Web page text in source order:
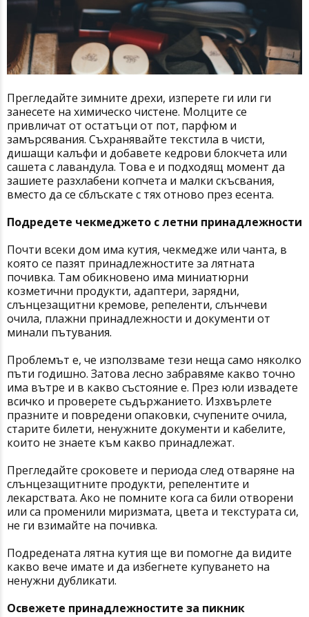
Прегледайте зимните дрехи, изперете ги или ги
занесете на химическо чистене. Молците се
привличат от остатъци от пот, парфюм и
замърсявания. Съхранявайте текстила в чисти,
дишащи калъфи и добавете кедрови блокчета или
сашета с лавандула. Това е и подходящ момент да
зашиете разхлабени копчета и малки скъсвания,
вместо да се сблъскате с тях отново през есента.
Подредете чекмеджето с летни принадлежности
Почти всеки дом има кутия, чекмедже или чанта, в
която се пазят принадлежностите за лятната
почивка. Там обикновено има миниатюрни
козметични продукти, адаптери, зарядни,
слънцезащитни кремове, репеленти, слънчеви
очила, плажни принадлежности и документи от
минали пътувания.
Проблемът е, че използваме тези неща само няколко
пъти годишно. Затова лесно забравяме какво точно
има вътре и в какво състояние е. През юли извадете
всичко и проверете съдържанието. Изхвърлете
празните и повредени опаковки, счупените очила,
старите билети, ненужните документи и кабелите,
които не знаете към какво принадлежат.
Прегледайте сроковете и периода след отваряне на
слънцезащитните продукти, репелентите и
лекарствата. Ако не помните кога са били отворени
или са променили миризмата, цвета и текстурата си,
не ги взимайте на почивка.
Подредената лятна кутия ще ви помогне да видите
какво вече имате и да избегнете купуването на
ненужни дубликати.
Освежете принадлежностите за пикник